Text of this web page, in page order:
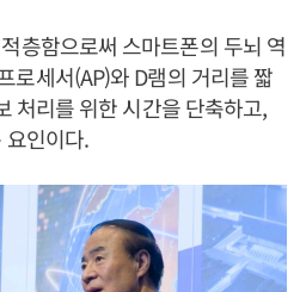
층함으로써 스마트폰의 두뇌 역
로세서(AP)와 D램의 거리를 짧
처리를 위한 시간을 단축하고,
요인이다.